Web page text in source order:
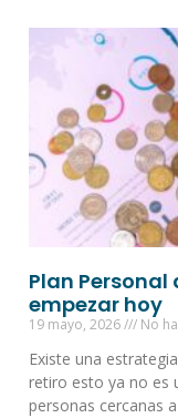
Plan Personal
empezar hoy
19 mayo, 2026 No
Existe una
retiro esto ya no es
personas cercanas